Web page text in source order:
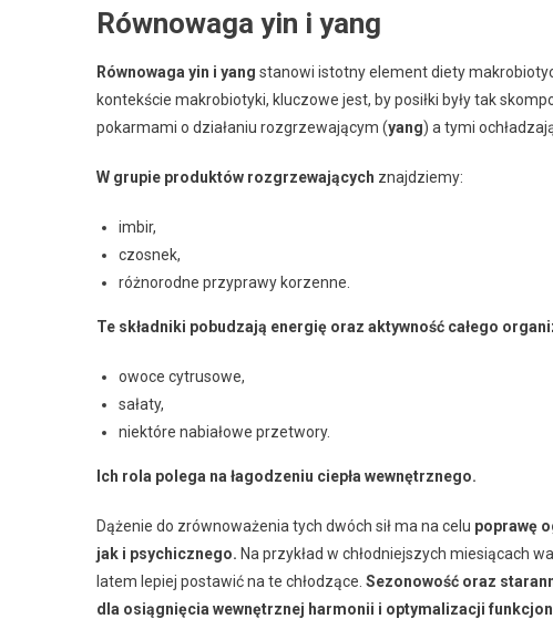
Równowaga yin i yang
Równowaga yin i yang stanowi istotny element diety
kontekście makrobiotyki, kluczowe jest, by posiłki były tak
pokarmami o działaniu rozgrzewającym (yang) a tymi
W grupie produktów rozgrzewających znajdziemy:
imbir,
czosnek,
różnorodne przyprawy korzenne.
Te składniki pobudzają energię oraz aktywność całego
owoce cytrusowe,
sałaty,
niektóre nabiałowe przetwory.
Ich rola polega na łagodzeniu ciepła wewnętrznego.
Dążenie do zrównoważenia tych dwóch sił ma na celu poprawę
jak i psychicznego. Na przykład w chłodniejszych miesiącach
latem lepiej postawić na te chłodzące. Sezonowość oraz
dla osiągnięcia wewnętrznej harmonii i optymalizacji